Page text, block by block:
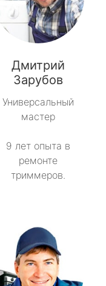
Дмитрий
Зарубов
Универсальный
мастер
9 лет опыта в
ремонте
триммеров.